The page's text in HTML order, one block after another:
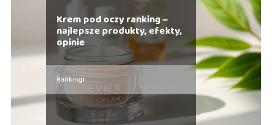
Krem pod oczy ranking –
najlepsze produkty, efekty,
opinie
Rankingi